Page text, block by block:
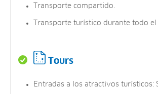
Transporte compartido.
Transporte turístico durante todo el
Tours
Entradas a los atractivos turísticos: